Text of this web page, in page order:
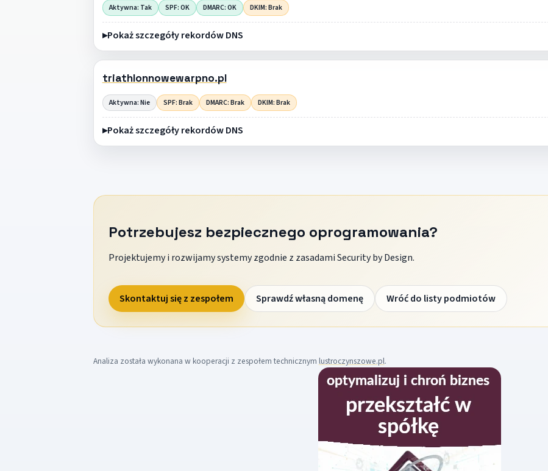
Aktywna: Tak SPF: OK DMARC: OK DKIM: Brak
Pokaż szczegóły rekordów DNS
triathlonnowewarpno.pl
Aktywna: Nie SPF: Brak DMARC: Brak DKIM: Brak
Pokaż szczegóły rekordów DNS
Potrzebujesz bezpiecznego oprogramowania?
Projektujemy i rozwijamy systemy zgodnie z zasadami Security by Design.
Skontaktuj się z zespołem Sprawdź własną domenę Wróć do listy podmiotów
Analiza została wykonana w kooperacji z zespołem technicznym lustroczynszowe.pl.